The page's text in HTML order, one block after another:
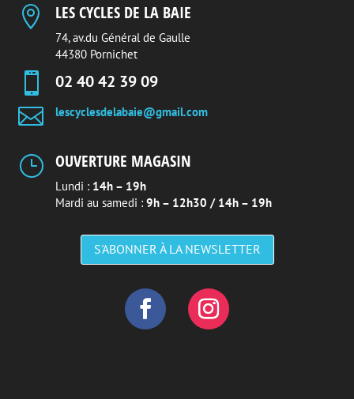
 LES CYCLES DE LA BAIE
74, av.du Général de Gaulle
44380 Pornichet
 02 40 42 39 09
 lescyclesdelabaie@gmail.com
} OUVERTURE MAGASIN
Lundi : 14h – 19h
Mardi au samedi : 9h – 12h30 / 14h – 19h
S'ABONNER À LA NEWSLETTER